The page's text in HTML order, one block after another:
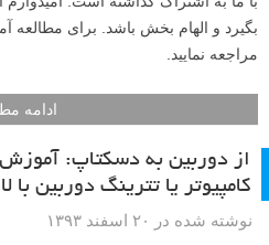
بگیرد و الهام بخش باشد. برای مطالعه
مراجعه نمایید.
ادامه
از دوربین به دسکتاپ:
کامپیوتر یا تترینگ دوربین با
نوشته شده در ۲۰ اسفند ۱۳۹۳